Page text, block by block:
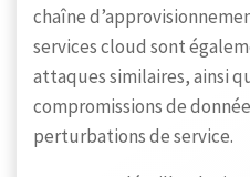
chaîne
services cloud sont
attaques similaires, ainsi
compromissions de
perturbations de service.